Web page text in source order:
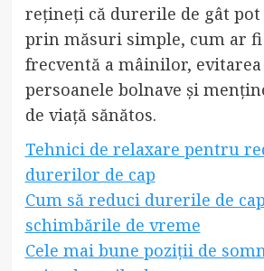
rețineți că durerile de gât
prin măsuri simple, cum ar fi
frecventă a mâinilor,
persoanele bolnave și
de viață sănătos.
Tehnici de relaxare pentru
durerilor de cap
Cum să reduci durerile de
schimbările de vreme
Cele mai bune poziții de